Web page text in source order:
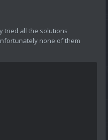
tried all the solutions
none of them